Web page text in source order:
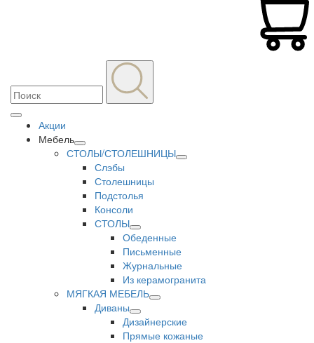
Акции
Мебель
СТОЛЫ/СТОЛЕШНИЦЫ
Слэбы
Столешницы
Подстолья
Консоли
СТОЛЫ
Обеденные
Письменные
Журнальные
Из керамогранита
МЯГКАЯ МЕБЕЛЬ
Диваны
Дизайнерские
Прямые кожаные